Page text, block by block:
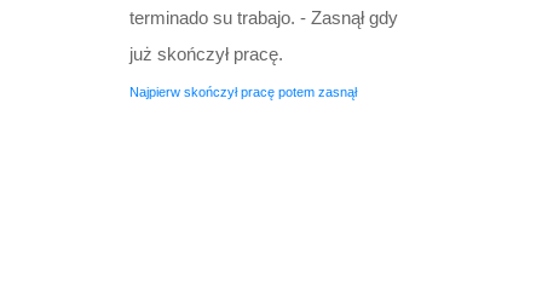
terminado su trabajo. - Zasnął gdy
już skończył pracę.
Najpierw skończył pracę potem zasnął